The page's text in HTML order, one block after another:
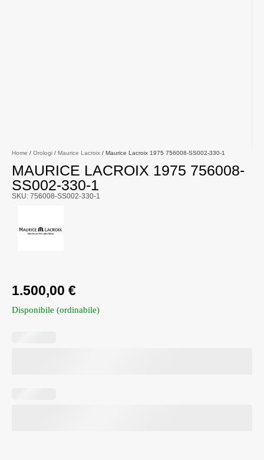
Home / Orologi / Maurice Lacroix / Maurice Lacroix 1975 756008-SS002-330-1
MAURICE LACROIX 1975 756008-
SS002-330-1
SKU: 756008-SS002-330-1
1.500,00 €
Disponibile (ordinabile)